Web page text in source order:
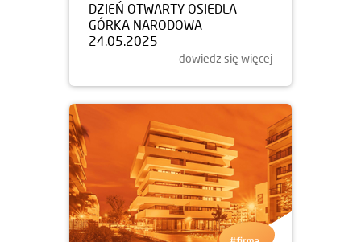
DZIEŃ OTWARTY OSIEDLA
GÓRKA NARODOWA
24.05.2025
dowiedz się więcej